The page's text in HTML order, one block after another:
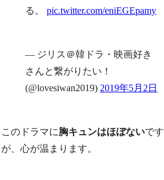
る。pic.twitter.com/eniEGEpamy
— ジリス＠韓ドラ・映画好き
さんと繋がりたい！
(@lovesiwan2019) 2019年5月2日
このドラマに胸キュンはほぼないです
が、心が温まります。